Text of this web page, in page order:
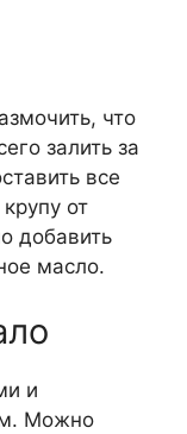
что
залить за
все
от
добавить
масло.
и
Можно